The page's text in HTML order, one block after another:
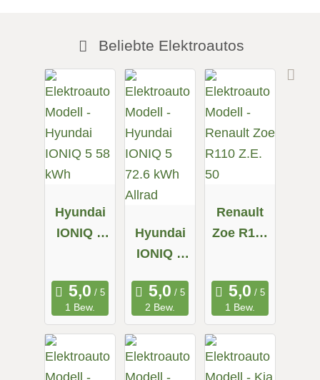
Beliebte Elektroautos
Hyundai
IONIQ 5
1 Bew.
Hyundai
IONIQ 5
Allrad
2 Bew.
Renault
Zoe R110
1 Bew.